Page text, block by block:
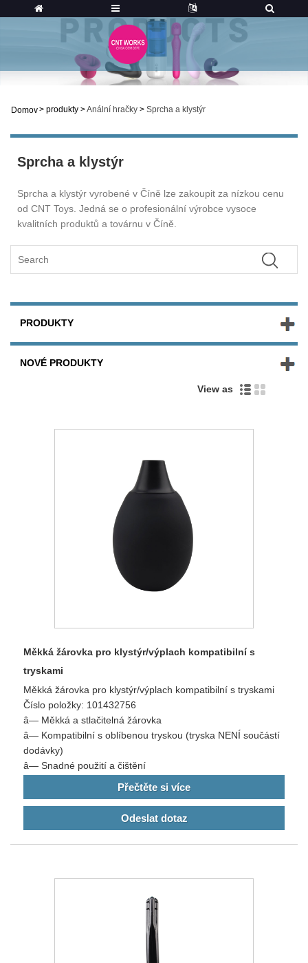
Domov> produkty >Anální hračky > Sprcha a klystýr
Sprcha a klystýr
Sprcha a klystýr vyrobené v Číně lze zakoupit za nízkou cenu
od CNT Toys. Jedná se o profesionální výrobce vysoce
kvalitních produktů a továrnu v Číně.
PRODUKTY
NOVÉ PRODUKTY
View as
Měkká žárovka pro klystýr/výplach kompatibilní s
tryskami
Měkká žárovka pro klystýr/výplach kompatibilní s tryskami
Číslo položky: 101432756
â— Měkká a stlačitelná žárovka
â— Kompatibilní s oblíbenou tryskou (tryska NENÍ součástí
dodávky)
â— Snadné použití a čištění
Přečtěte si více
Odeslat dotaz